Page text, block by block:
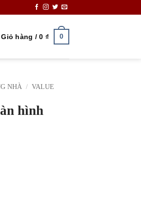
Giỏ hàng /0₫ 0
NHÀ / VALUE
hình